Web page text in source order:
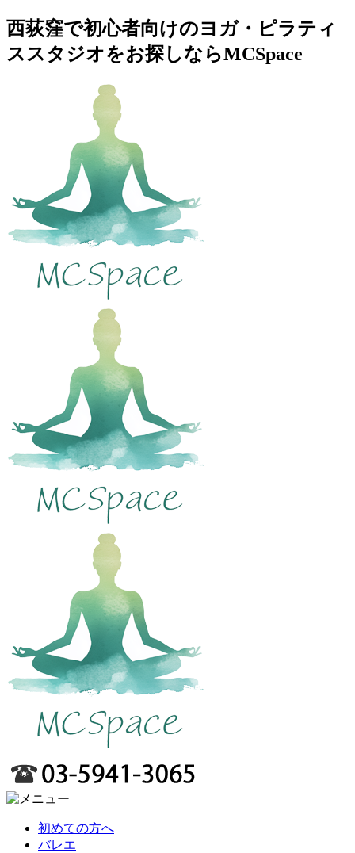
西荻窪で初心者向けのヨガ・ピラティ
ススタジオをお探しならMCSpace
初めての方へ
バレエ